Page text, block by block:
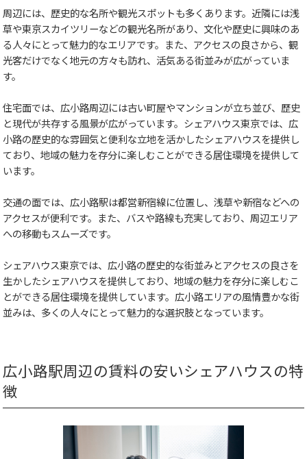
周辺には、歴史的な名所や観光スポットも多くあります。近隣には浅
草や東京スカイツリーなどの観光名所があり、文化や歴史に興味のあ
る人々にとって魅力的なエリアです。また、アクセスの良さから、観
光客だけでなく地元の方々も訪れ、活気ある街並みが広がっていま
す。
住宅面では、広小路周辺には古い町屋やマンションが立ち並び、歴史
と現代が共存する風景が広がっています。シェアハウス東京では、広
小路の歴史的な雰囲気と便利な立地を活かしたシェアハウスを提供し
ており、地域の魅力を存分に楽しむことができる居住環境を提供して
います。
交通の面では、広小路駅は都営新宿線に位置し、浅草や新宿などへの
アクセスが便利です。また、バスや路線も充実しており、周辺エリア
への移動もスムーズです。
シェアハウス東京では、広小路の歴史的な街並みとアクセスの良さを
生かしたシェアハウスを提供しており、地域の魅力を存分に楽しむこ
とができる居住環境を提供しています。広小路エリアの風情豊かな街
並みは、多くの人々にとって魅力的な選択肢となっています。
広小路駅周辺の賃料の安いシェアハウスの特
徴